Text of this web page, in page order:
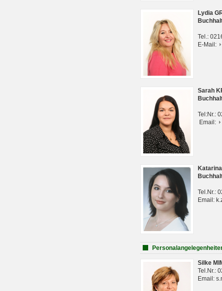
Lydia
Tel.:
E-Mail:
Sarah
Tel:Nr.:
Email:
Tel.Nr.:
Email:
Silke
Tel.Nr.:
Email: